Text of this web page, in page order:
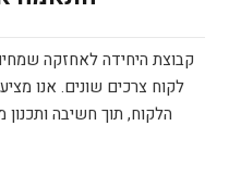
קבוצת היחידה לאחזקה
לקוח צרכים שונים. אנו
הלקוח, תוך חשיבה